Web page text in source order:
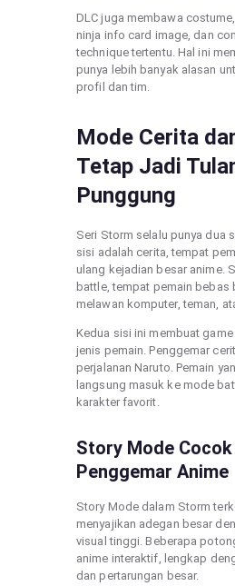
DLC juga membawa
ninja info card image, dan
technique tertentu. Hal ini
punya lebih banyak alasan
profil dan tim.
Mode Cerita
Tetap Jadi
Punggung
Seri Storm selalu punya dua
sisi adalah cerita, tempat
ulang kejadian besar anime.
battle, tempat pemain bebas
melawan komputer, teman,
Kedua sisi ini membuat
jenis pemain. Penggemar
perjalanan Naruto. Pemain
langsung masuk ke mode
karakter favorit.
Story Mode
Penggemar Anime
Story Mode dalam Storm
menyajikan adegan besar
visual tinggi. Beberapa
anime interaktif, lengkap
dan pertarungan besar.